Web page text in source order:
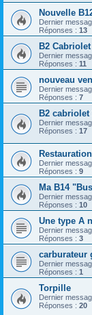
Nouvelle
Dernier
Réponses : 13
B2 Cabriolet
Dernier
Réponses : 11
nouveau
Dernier
Réponses : 7
B2 cabriolet
Dernier
Réponses : 17
Dernier
Réponses : 9
Ma B14
Dernier
Réponses : 10
Une type A
Dernier
Réponses : 3
carburateur
Dernier
Réponses : 1
Torpille
Dernier
Réponses : 20